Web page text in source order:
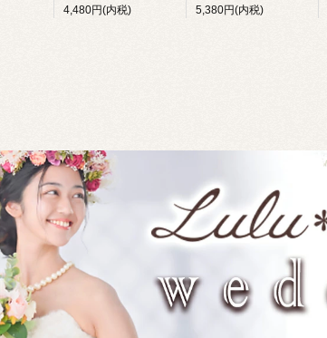
4,480円(内税) 5,380円(内税)